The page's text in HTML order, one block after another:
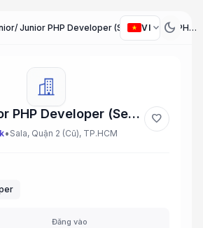
Senior/ Junior PHP Developer (Senior/ Junior PHP Developer)
VI expand_more dark_mode
Senior/ Junior PHP Developer (Senior/ Junior PHP Developer)
• Sala, Quận 2 (Cũ), TP.HCM
favorite
Đăng vào